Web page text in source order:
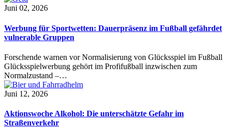
Juni 02, 2026
Werbung für Sportwetten: Dauerpräsenz im Fußball gefährdet
vulnerable Gruppen
Forschende warnen vor Normalisierung von Glücksspiel im Fußball
Glücksspielwerbung gehört im Profifußball inzwischen zum
Normalzustand –…
Juni 12, 2026
Aktionswoche Alkohol: Die unterschätzte Gefahr im
Straßenverkehr